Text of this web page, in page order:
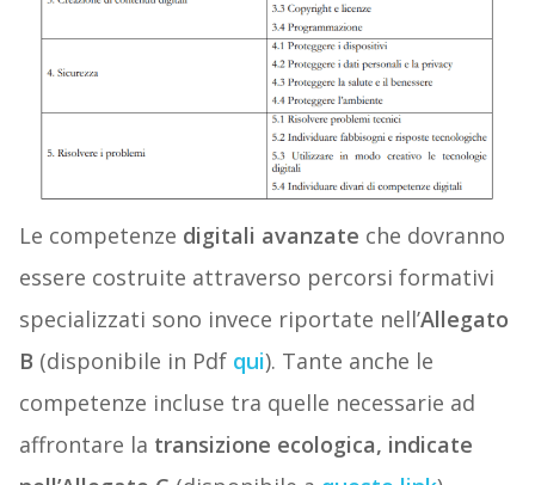
Le competenze digitali avanzate che dovranno
essere costruite attraverso percorsi formativi
specializzati sono invece riportate nell’Allegato
B (disponibile in Pdf qui). Tante anche le
competenze incluse tra quelle necessarie ad
affrontare la transizione ecologica, indicate